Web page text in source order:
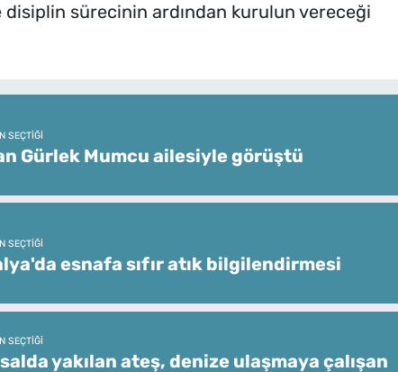
disiplin sürecinin ardından kurulun vereceği
SEÇTIĞI
Gürlek Mumcu ailesiyle görüştü
SEÇTIĞI
esnafa sıfır atık bilgilendirmesi
SEÇTIĞI
yakılan ateş, denize ulaşmaya çalışan